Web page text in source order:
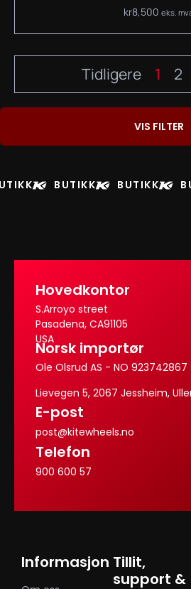
kr8,500 eks.
Tidligere 1 2
VIS FILTER
BUTIKK BUTIKK
Hovedkontor
S.Arroyo street
Pasadena, CA91105
USA
Norsk importør
Ole Olsrud AS - NO 923742867
Lievegen 5, 2067 Jessheim,
E-post
post@kitewheels.no
Telefon
900 600 57
Informasjon Tillit,
support &